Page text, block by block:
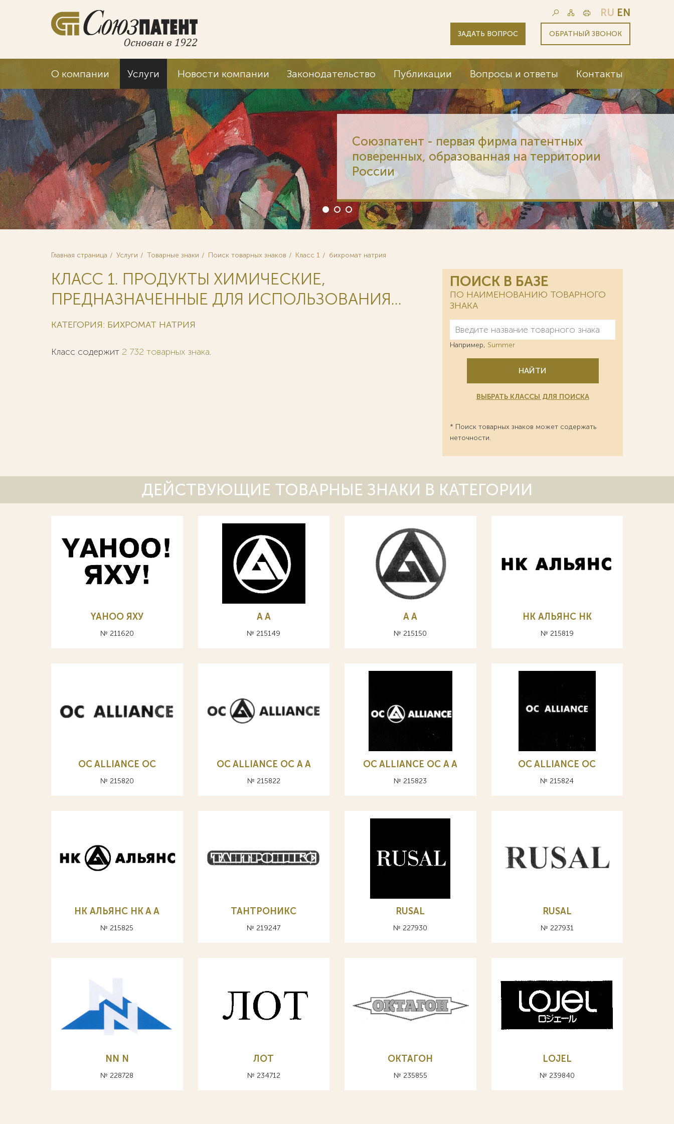
RU EN
ЗАДАТЬ ВОПРОС ОБРАТНЫЙ ЗВОНОК
О компании Услуги Новости компании Законодательство Публикации Вопросы и ответы Контакты
Союзпатент - первая фирма патентных
поверенных, образованная на территории
России
Главная страница Услуги Товарные знаки Поиск товарных знаков Класс 1 бихромат натрия
КЛАСС 1. ПРОДУКТЫ ХИМИЧЕСКИЕ,
ПРЕДНАЗНАЧЕННЫЕ ДЛЯ ИСПОЛЬЗОВАНИЯ...
КАТЕГОРИЯ: БИХРОМАТ НАТРИЯ
Класс содержит 2 732 товарных знака.
ПОИСК В БАЗЕ
ПО НАИМЕНОВАНИЮ ТОВАРНОГО
ЗНАКА
Например, Summer
НАЙТИ
ВЫБРАТЬ КЛАССЫ ДЛЯ ПОИСКА
* Поиск товарных знаков может содержать
неточности.
ДЕЙСТВУЮЩИЕ ТОВАРНЫЕ ЗНАКИ В КАТЕГОРИИ
YAHOO ЯХУ
№ 211620
A А
№ 215149
A А
№ 215150
НК АЛЬЯНС HK
№ 215819
OC ALLIANCE ОС
№ 215820
OC ALLIANCE ОС A А
№ 215822
OC ALLIANCE ОС A А
№ 215823
OC ALLIANCE ОС
№ 215824
НК АЛЬЯНС HK A А
№ 215825
ТАНТРОНИКС
№ 219247
RUSAL
№ 227930
RUSAL
№ 227931
NN N
№ 228728
ЛОТ
№ 234712
ОКТАГОН
№ 235855
LOJEL
№ 239840